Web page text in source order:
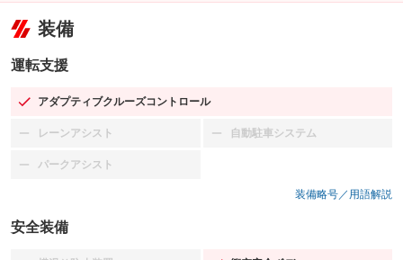
装備
運転支援
アダプティブクルーズコントロール
：装備あり
レーンアシスト
：装備なし 自動駐車システム
：装備なし
パークアシスト
：装備なし
装備略号／用語解説
安全装備